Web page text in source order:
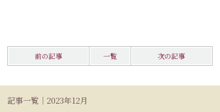
前の記事 一覧 次の記事
記事一覧｜2023年12月